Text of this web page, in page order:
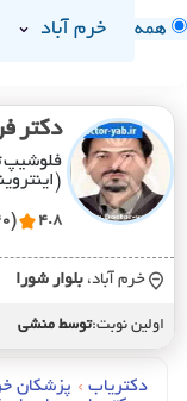
همه خرم آباد
دکتر
فلوشیپ
4.8 (40 نظر)
خرم آباد، بلوار شورا
اولین نوبت:توسط منشی
دکتریاب › پزشکان